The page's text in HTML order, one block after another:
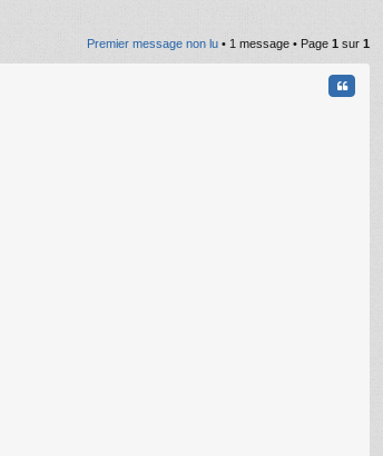
Premier message non lu • 1 message • Page 1 sur 1